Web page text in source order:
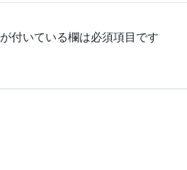
が付いている欄は必須項目です